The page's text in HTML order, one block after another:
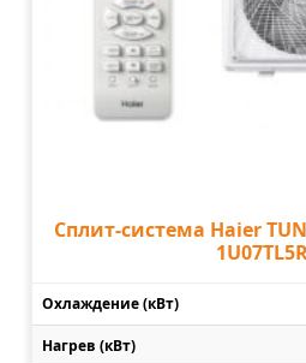
Сплит-система Haier
Охлаждение (кВт)
Нагрев (кВт)